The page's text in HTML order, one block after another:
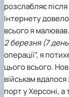
розслабляє
Інтернету
всього я малював.
2 березня (7
операції”, я
цього всього.
військам
порт у Херсоні, а